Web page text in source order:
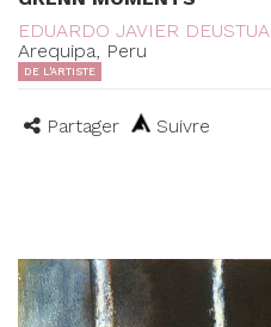
EDUARDO JAVIER DEUSTUA
Arequipa, Peru
DE L'ARTISTE
Partager Suivre